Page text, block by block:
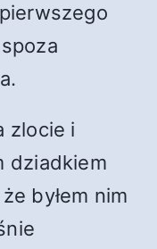
zlocie i
dziadkiem
byłem nim